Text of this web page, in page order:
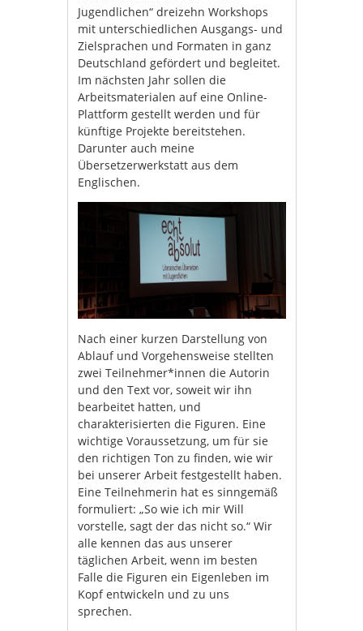
Jugendlichen“ dreizehn Workshops
mit unterschiedlichen Ausgangs- und
Zielsprachen und Formaten in ganz
Deutschland gefördert und begleitet.
Im nächsten Jahr sollen die
Arbeitsmaterialen auf eine Online-
Plattform gestellt werden und für
künftige Projekte bereitstehen.
Darunter auch meine
Übersetzerwerkstatt aus dem
Englischen.
Nach einer kurzen Darstellung von
Ablauf und Vorgehensweise stellten
zwei Teilnehmer*innen die Autorin
und den Text vor, soweit wir ihn
bearbeitet hatten, und
charakterisierten die Figuren. Eine
wichtige Voraussetzung, um für sie
den richtigen Ton zu finden, wie wir
bei unserer Arbeit festgestellt haben.
Eine Teilnehmerin hat es sinngemäß
formuliert: „So wie ich mir Will
vorstelle, sagt der das nicht so.“ Wir
alle kennen das aus unserer
täglichen Arbeit, wenn im besten
Falle die Figuren ein Eigenleben im
Kopf entwickeln und zu uns
sprechen.